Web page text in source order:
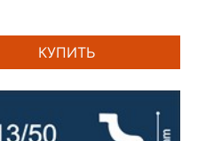
КУПИТЬ